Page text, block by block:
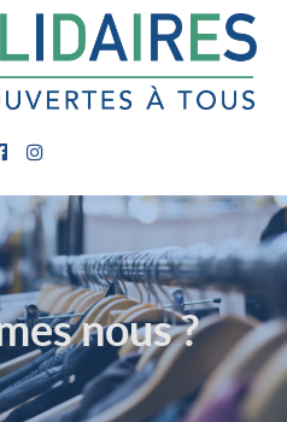
nous ?